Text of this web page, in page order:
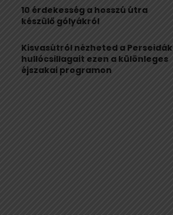
10 érdekesség a hosszú útra
készülő gólyákról
Kisvasútról nézheted a Perseidák
hullócsillagait ezen a különleges
éjszakai programon